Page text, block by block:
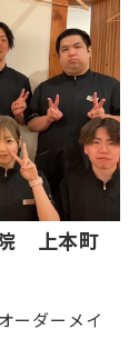
上本町
ーダーメイ